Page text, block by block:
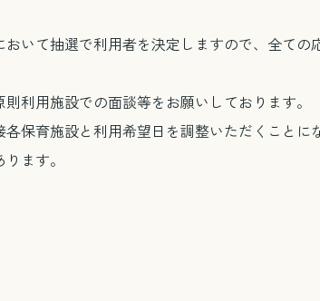
電話で相談する
メール相談・面談予約
おいて抽選で利用者を決定しますので、全て
利用施設での面談等をお願いしております。
各保育施設と利用希望日を調整いただくこと
ます。